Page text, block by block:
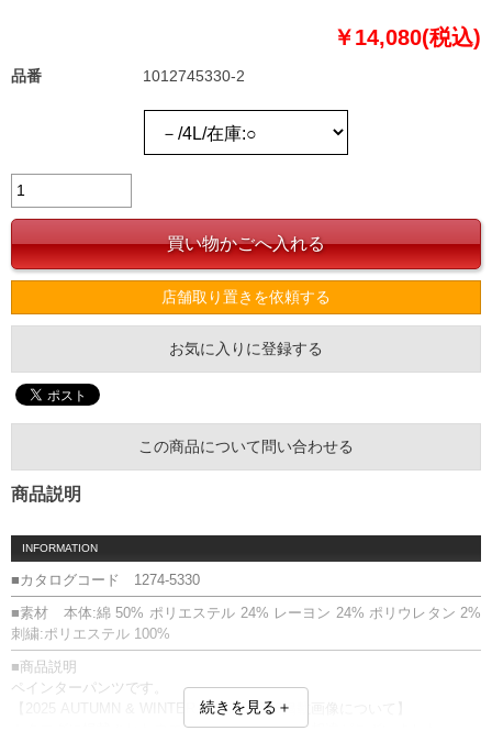
￥14,080(税込)
品番 1012745330-2
店舗取り置きを依頼する
お気に入りに登録する
この商品について問い合わせる
商品説明
INFORMATION
■カタログコード 1274-5330
■素材 本体:綿 50% ポリエステル 24% レーヨン 24% ポリウレタン 2%
刺繍:ポリエステル 100%
■商品説明
ペインターパンツです。
【2025 AUTUMN & WINTERカタログ P16掲載画像について】
カタログに掲載されたウエストのバック部分に相違がございました。
続きを見る＋